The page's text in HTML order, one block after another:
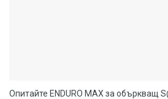
Опитайте ENDURO MAX за объркващ